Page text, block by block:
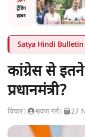
ट्रेंडिंग
ख़बर
न
सुने':
Satya Hindi Bulletin
कांग्रेस से
प्रधानमंत्री?
विचार श्रवण गर्ग 27